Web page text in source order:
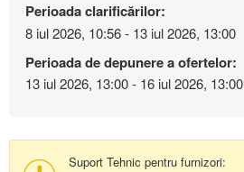
Perioada clarificărilor:
8 iul 2026, 10:56 - 13 iul 2026, 13:00
Perioada de depunere a ofertelor:
13 iul 2026, 13:00 - 16 iul 2026, 13:00
Suport Tehnic pentru furnizori: